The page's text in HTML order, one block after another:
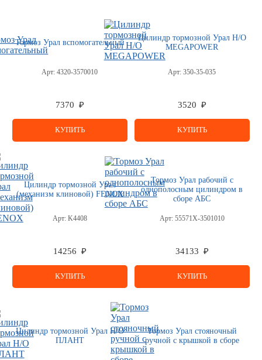
Тормоз Урал вспомогательный
Арт: 4320-3570010
7370 ₽
КУПИТЬ
Цилиндр тормозной Урал Н/О
MEGAPOWER
Арт: 350-35-035
3520 ₽
КУПИТЬ
Цилиндр тормозной Урал
(механизм клиновой) FENOX
Арт:K4408
14256 ₽
КУПИТЬ
Тормоз Урал рабочий с
однополосным цилиндром в
сборе АБС
Арт:55571Х-3501010
34133 ₽
КУПИТЬ
Цилиндр тормозной Урал Н/О
ПЛАНТ
Тормоз Урал стояночный
ручной с крышкой в сборе